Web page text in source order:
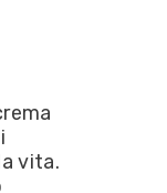
vita.